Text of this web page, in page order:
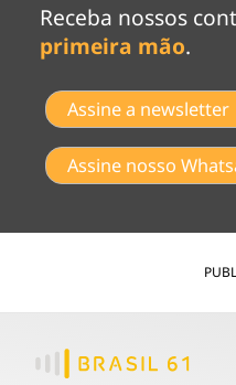
Receba nossos
primeira mão.
Assine a newsletter
Assine nosso